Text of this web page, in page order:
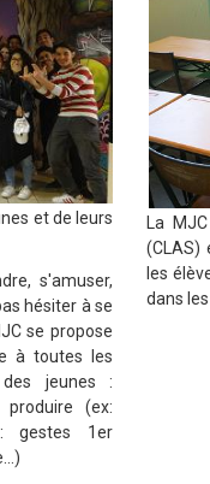
et de leurs
s'amuser,
hésiter à se
se propose
à toutes les
jeunes :
produire (ex:
gestes 1er
La
(CLAS)
les
dans